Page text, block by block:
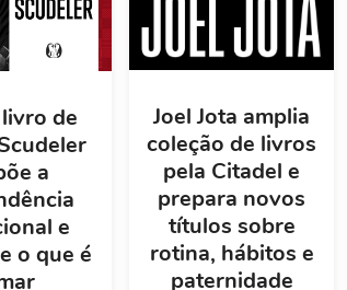
de
a
e
o que é
Joel Jota amplia
coleção de livros
pela Citadel e
prepara novos
títulos sobre
rotina, hábitos e
paternidade